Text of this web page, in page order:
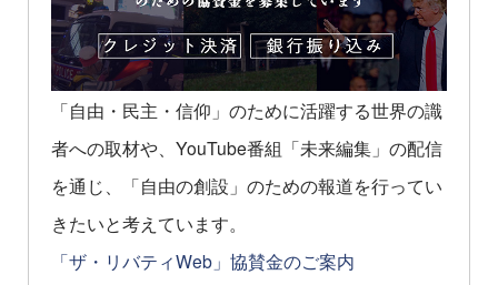
「自由・民主・信仰」のために活躍する世界の識
者への取材や、YouTube番組「未来編集」の配信
を通じ、「自由の創設」のための報道を行ってい
きたいと考えています。
「ザ・リバティWeb」協賛金のご案内